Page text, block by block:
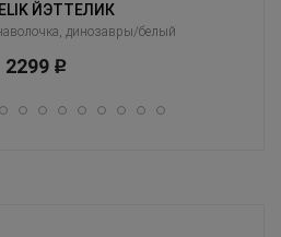
ЙЭТТЕЛИК
динозавры/белый
2299 Р